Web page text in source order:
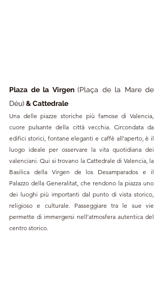
Plaza de la Virgen (Plaça de la Mare de
Déu) & Cattedrale
Una delle piazze storiche più famose di Valencia,
cuore pulsante della città vecchia. Circondata da
edifici storici, fontane eleganti e caffè all’aperto, è il
luogo ideale per osservare la vita quotidiana dei
valenciani. Qui si trovano la Cattedrale di Valencia, la
Basilica della Virgen de los Desamparados e il
Palazzo della Generalitat, che rendono la piazza uno
dei luoghi più importanti dal punto di vista storico,
religioso e culturale. Passeggiare tra le sue vie
permette di immergersi nell’atmosfera autentica del
centro storico.